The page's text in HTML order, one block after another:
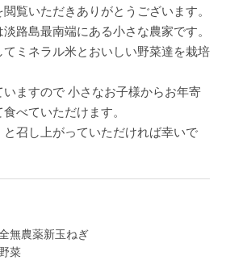
覧いただきありがとうございます。
路島最南端にある小さな農家です。
てミネラル米とおいしい野菜達を栽培
ますので 小さなお子様からお年寄
べていただけます。
と召し上がっていただければ幸いで
無農薬新玉ねぎ
菜